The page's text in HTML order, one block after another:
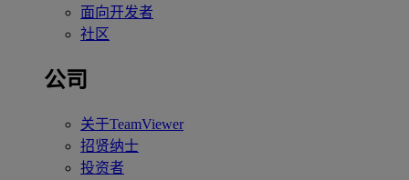
面向开发者
社区
公司
关于TeamViewer
招贤纳士
投资者